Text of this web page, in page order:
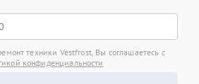
техники Vestfrost, Вы соглашаетесь с
конфиденциальности